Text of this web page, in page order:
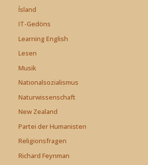
Ísland
IT-Gedöns
Learning English
Lesen
Musik
Nationalsozialismus
Naturwissenschaft
New Zealand
Partei der Humanisten
Religionsfragen
Richard Feynman